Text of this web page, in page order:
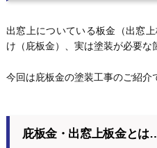
出窓上についている板金（出窓
け（庇板金）、実は塗装が必要な
今回は庇板金の塗装工事のご紹介
庇板金・出窓上板金とは